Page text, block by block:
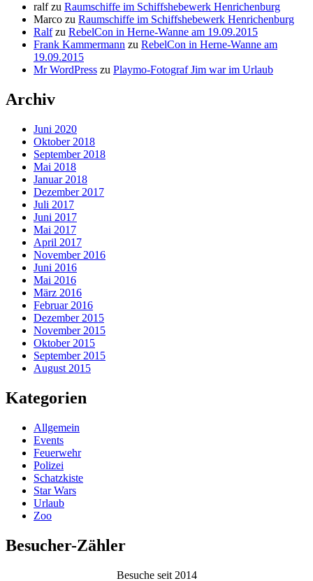
ralfzu Raumschiffe im Schiffshebewerk Henrichenburg
Marco zu Raumschiffe im Schiffshebewerk Henrichenburg
Ralfzu RebelCon in Herne-Wanne am 19.09.2015
Frank Kammermann zu RebelCon in Herne-Wanne am
19.09.2015
Mr WordPress zu Playmo-Fotograf Jim war im Urlaub
Archiv
Juni 2020
Oktober 2018
September 2018
Mai 2018
Januar 2018
Dezember 2017
Juli 2017
Juni 2017
Mai 2017
April 2017
November 2016
Juni 2016
Mai 2016
März 2016
Februar 2016
Dezember 2015
November 2015
Oktober 2015
September 2015
August 2015
Kategorien
Allgemein
Events
Feuerwehr
Polizei
Schatzkiste
Star Wars
Urlaub
Zoo
Besucher-Zähler
Besuche seit 2014